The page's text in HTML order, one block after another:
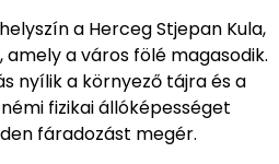
a Herceg Stjepan Kula,
a város fölé magasodik.
nyílik a környező tájra és a
fizikai állóképességet
fáradozást megér.